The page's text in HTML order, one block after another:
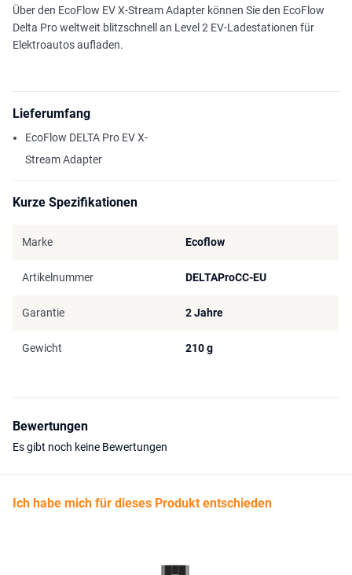
Über den EcoFlow EV X-Stream Adapter können Sie den EcoFlow
Delta Pro weltweit blitzschnell an Level 2 EV-Ladestationen für
Elektroautos aufladen.
Lieferumfang
EcoFlow DELTA Pro EV X-
Stream Adapter
Kurze Spezifikationen
Marke Ecoflow
Artikelnummer DELTAProCC-EU
Garantie 2 Jahre
Gewicht 210 g
Bewertungen
Es gibt noch keine Bewertungen
Ich habe mich für dieses Produkt entschieden